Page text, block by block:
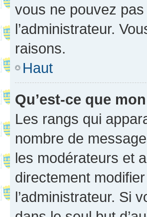
vous ne pouvez pas
l’administrateur.
raisons.
Haut
Qu’est-ce que
Les rangs qui
nombre de
les modérateurs et
directement
l’administrateur. Si